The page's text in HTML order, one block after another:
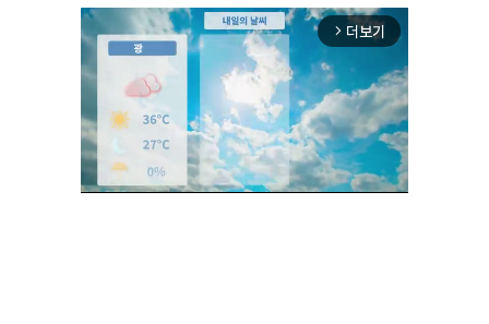
arrow_forward_ios 더보기